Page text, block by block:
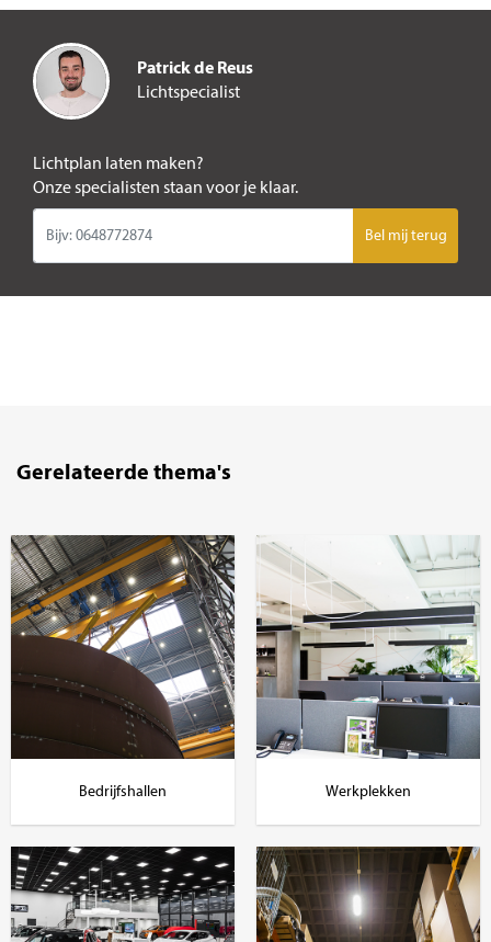
Lichtplan laten maken?
Onze specialisten staan voor je klaar.
Bel mij terug
Patrick de Reus
Lichtspecialist
Gerelateerde thema's
Bedrijfshallen Werkplekken